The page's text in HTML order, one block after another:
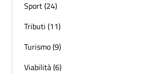
Sport (24)
Tributi (11)
Turismo (9)
Viabilità (6)